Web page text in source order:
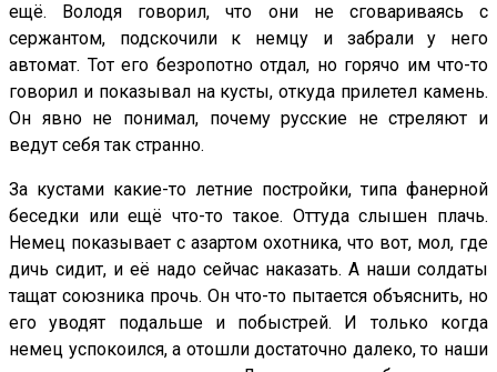
ещё. Володя говорил, что они не сговариваясь с
сержантом, подскочили к немцу и забрали у него
автомат. Тот его безропотно отдал, но горячо им что-то
говорил и показывал на кусты, откуда прилетел камень.
Он явно не понимал, почему русские не стреляют и
ведут себя так странно.
За кустами какие-то летние постройки, типа фанерной
беседки или ещё что-то такое. Оттуда слышен плачь.
Немец показывает с азартом охотника, что вот, мол, где
дичь сидит, и её надо сейчас наказать. А наши солдаты
тащат союзника прочь. Он что-то пытается объяснить, но
его уводят подальше и побыстрей. И только когда
немец успокоился, а отошли достаточно далеко, то наши